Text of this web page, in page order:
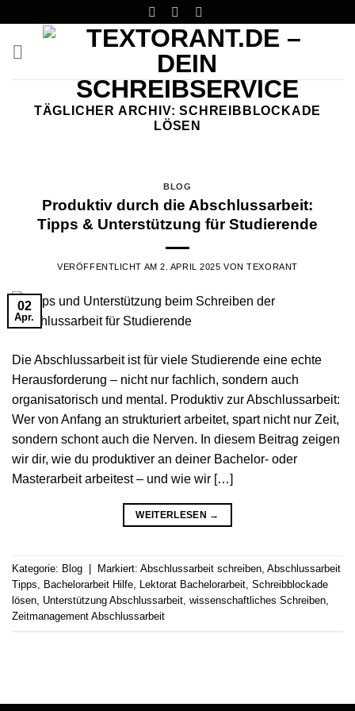
content
TÄGLICHER ARCHIV:SCHREIBBLOCKADE
LÖSEN
BLOG
Produktiv durch die Abschlussarbeit:
Tipps & Unterstützung für Studierende
VERÖFFENTLICHT AM2. APRIL 2025 VONTEXORANT
02
Apr.
Die Abschlussarbeit ist für viele Studierende eine echte
Herausforderung – nicht nur fachlich, sondern auch
organisatorisch und mental. Produktiv zur Abschlussarbeit:
Wer von Anfang an strukturiert arbeitet, spart nicht nur Zeit,
sondern schont auch die Nerven. In diesem Beitrag zeigen
wir dir, wie du produktiver an deiner Bachelor- oder
Masterarbeit arbeitest – und wie wir […]
WEITERLESEN →
Kategorie: Blog Markiert: Abschlussarbeit schreiben Abschlussarbeit
Tipps
Bachelorarbeit Hilfe Lektorat Bachelorarbeit Schreibblockade
lösen Unterstützung Abschlussarbeit wissenschaftliches Schreiben
Zeitmanagement Abschlussarbeit